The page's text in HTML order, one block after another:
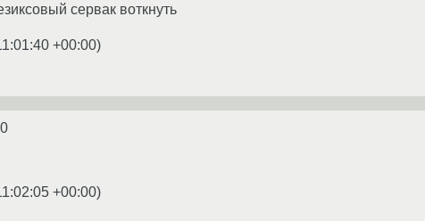
сервак воткнуть
+00:00)
+00:00)